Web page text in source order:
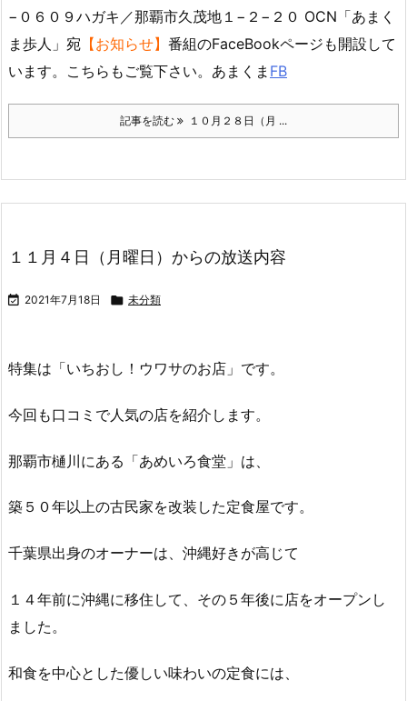
−０６０９ハガキ／那覇市久茂地１−２−２０ OCN「あまく
ま歩人」宛 【お知らせ】 番組のFaceBookページも開設して
います。こちらもご覧下さい。あまくま FB
記事を読む １０月２８日（月 ...
１１月４日（月曜日）からの放送内容
 2021年7月18日  未分類
特集は「いちおし！ウワサのお店」です。
今回も口コミで人気の店を紹介します。
那覇市樋川にある「あめいろ食堂」は、
築５０年以上の古民家を改装した定食屋です。
千葉県出身のオーナーは、沖縄好きが高じて
１４年前に沖縄に移住して、その５年後に店をオープンし
ました。
和食を中心とした優しい味わいの定食には、